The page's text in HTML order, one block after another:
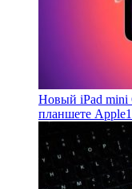
Новый iPad mini
планшете Apple